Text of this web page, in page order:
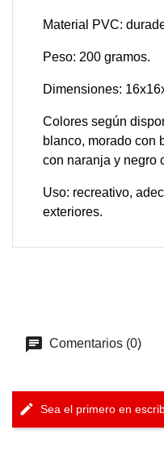
Material PVC:
Peso: 200 gramos.​
Dimensiones:
Colores según
blanco, morado con
con naranja y negro
Uso: recreativo,
exteriores.​
Comentarios (0)
Sea el primero en